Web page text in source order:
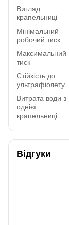
Вигляд
крапельниці
Мінімальний
робочий тиск
Максимальний
тиск
Стійкість до
ультрафіолету
Витрата води з
однієї
крапельниці
Відгуки